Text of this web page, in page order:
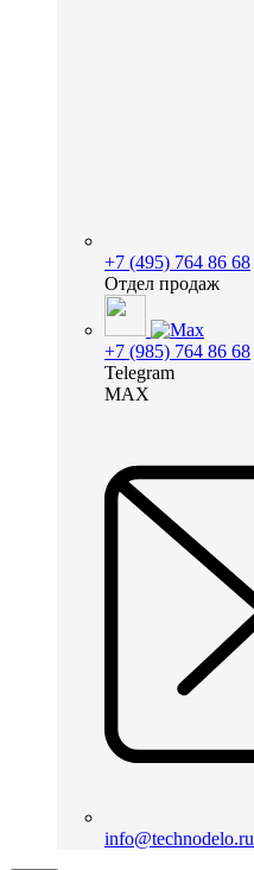
+7 (495) 764 86 68
Отдел продаж
+7 (985) 764 86 68
Telegram
MAX
info@technodelo.ru